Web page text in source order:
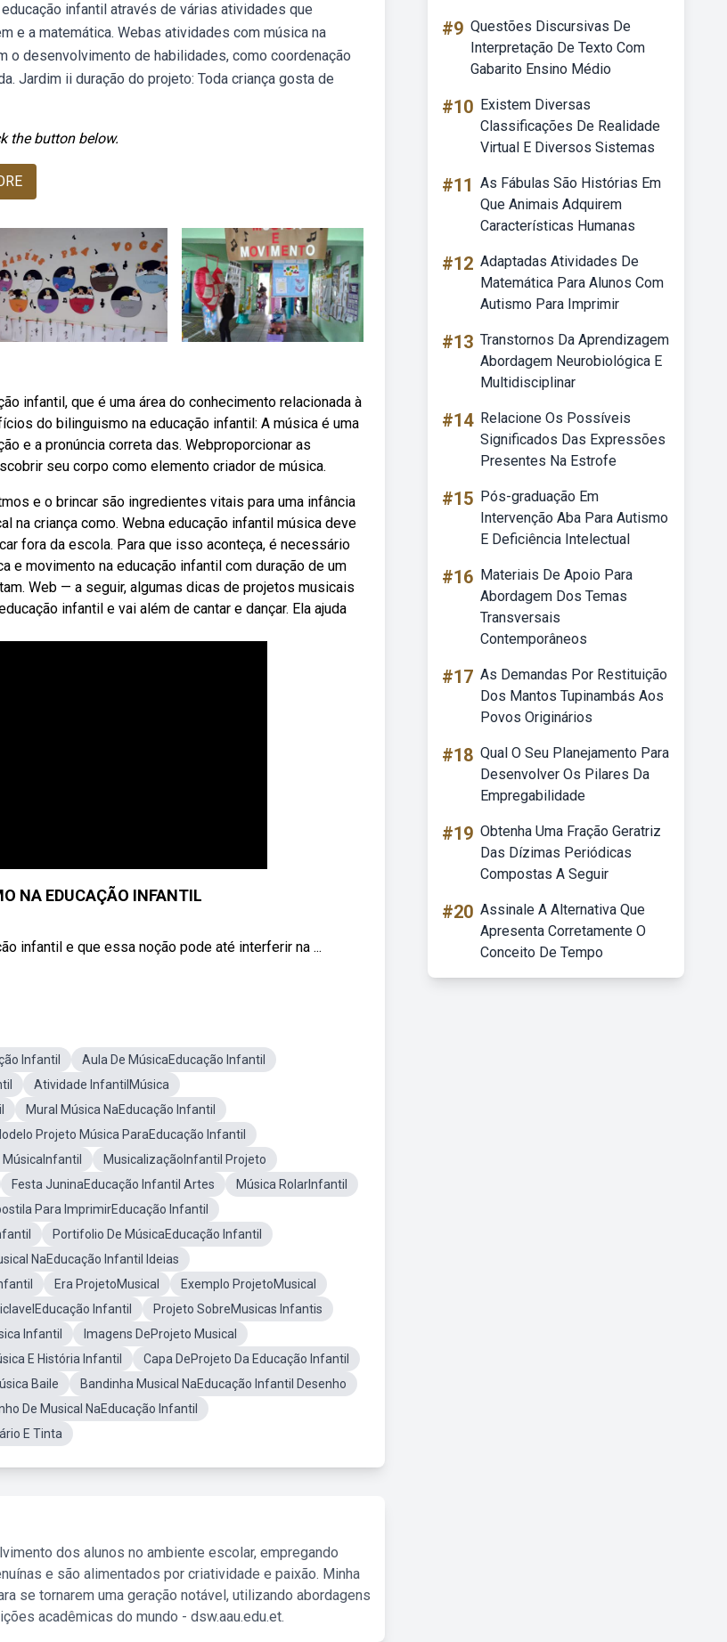
infantil através de várias atividades que
e a matemática. Webas atividades com música na
o desenvolvimento de habilidades, como coordenação
Jardim ii duração do projeto: Toda criança gosta de
the button below.
infantil, que é uma área do conhecimento relacionada à
do bilinguismo na educação infantil: A música é uma
e a pronúncia correta das. Webproporcionar as
seu corpo como elemento criador de música.
e o brincar são ingredientes vitais para uma infância
na criança como. Webna educação infantil música deve
fora da escola. Para que isso aconteça, é necessário
e movimento na educação infantil com duração de um
Web — a seguir, algumas dicas de projetos musicais
infantil e vai além de cantar e dançar. Ela ajuda
NA EDUCAÇÃO INFANTIL
infantil e que essa noção pode até interferir na ...
Infantil
Aula De MúsicaEducação Infantil
Atividade InfantilMúsica
Mural Música NaEducação Infantil
Projeto Música ParaEducação Infantil
MúsicaInfantil
MusicalizaçãoInfantil Projeto
Festa JuninaEducação Infantil Artes
Música RolarInfantil
Para ImprimirEducação Infantil
Portifolio De MúsicaEducação Infantil
NaEducação Infantil Ideias
Era ProjetoMusical
Exemplo ProjetoMusical
Infantil
Projeto SobreMusicas Infantis
Infantil
Imagens DeProjeto Musical
E História Infantil
Capa DeProjeto Da Educação Infantil
Baile
Bandinha Musical NaEducação Infantil Desenho
De Musical NaEducação Infantil
E Tinta
dos alunos no ambiente escolar, empregando
e são alimentados por criatividade e paixão. Minha
se tornarem uma geração notável, utilizando abordagens
acadêmicas do mundo - dsw.aau.edu.et.
#9 Questões Discursivas De
Interpretação De Texto Com
Gabarito Ensino Médio
#10 Existem Diversas
Classificações De Realidade
Virtual E Diversos Sistemas
#11 As Fábulas São Histórias Em
Que Animais Adquirem
Características Humanas
#12 Adaptadas Atividades De
Matemática Para Alunos Com
Autismo Para Imprimir
#13 Transtornos Da Aprendizagem
Abordagem Neurobiológica E
Multidisciplinar
#14 Relacione Os Possíveis
Significados Das Expressões
Presentes Na Estrofe
#15 Pós-graduação Em
Intervenção Aba Para Autismo
E Deficiência Intelectual
#16 Materiais De Apoio Para
Abordagem Dos Temas
Transversais
Contemporâneos
#17 As Demandas Por Restituição
Dos Mantos Tupinambás Aos
Povos Originários
#18 Qual O Seu Planejamento Para
Desenvolver Os Pilares Da
Empregabilidade
#19 Obtenha Uma Fração Geratriz
Das Dízimas Periódicas
Compostas A Seguir
#20 Assinale A Alternativa Que
Apresenta Corretamente O
Conceito De Tempo